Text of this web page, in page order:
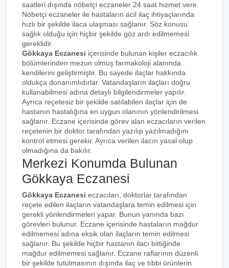
saatleri dışında nöbetçi eczaneler 24 saat hizmet verir.
Nöbetçi eczaneler ile hastaların acil ilaç ihtiyaçlarında
hızlı bir şekilde ilaca ulaşması sağlanır. Söz konusu
sağlık olduğu için hiçbir şekilde göz ardı edilmemesi
gereklidir.
Gökkaya Eczanesi içerisinde bulunan kişiler eczacılık
bölümlerinden mezun olmuş farmakoloji alanında
kendilerini geliştirmiştir. Bu sayede ilaçlar hakkında
oldukça donanımlıdırlar. Vatandaşların ilaçları doğru
kullanabilmesi adına detaylı bilgilendirmeler yapılır.
Ayrıca reçetesiz bir şekilde satılabilen ilaçlar için de
hastanın hastalığına en uygun olanının yönlendirilmesi
sağlanır. Eczane içerisinde görev alan eczacıların verilen
reçetenin bir doktor tarafından yazılıp yazılmadığını
kontrol etmesi gerekir. Ayrıca verilen ilacın yasal olup
olmadığına da bakılır.
Merkezi Konumda Bulunan
Gökkaya Eczanesi
Gökkaya Eczanesi eczacıları, doktorlar tarafından
reçete edilen ilaçların vatandaşlara temin edilmesi için
gerekli yönlendirmeleri yapar. Bunun yanında bazı
görevleri bulunur. Eczane içerisinde hastaların mağdur
edilmemesi adına eksik olan ilaçların temin edilmesi
sağlanır. Bu şekilde hiçbir hastanın ilacı bittiğinde
mağdur edilmemesi sağlanır. Eczane raflarının düzenli
bir şekilde tutulmasının dışında ilaç ve tıbbi ürünlerin